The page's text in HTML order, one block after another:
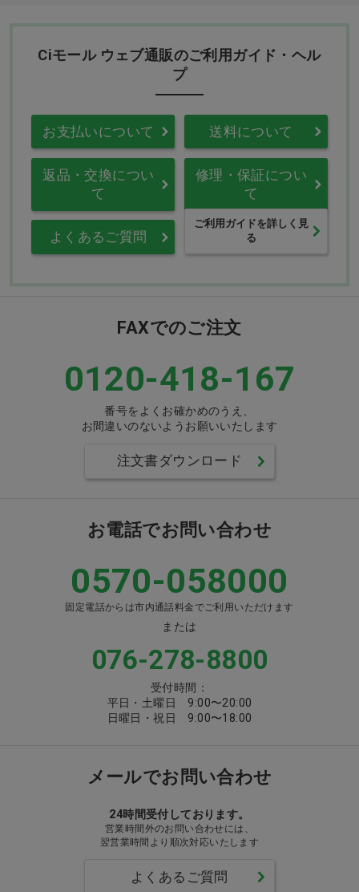
Ciモール ウェブ通販のご利用ガイド・ヘル
プ
お支払いについて 送料について
返品・交換につい
て
修理・保証につい
て
よくあるご質問
ご利用ガイドを詳しく見
る
FAXでのご注文
0120-418-167
番号をよくお確かめのうえ、
お間違いのないようお願いいたします
注文書ダウンロード
お電話でお問い合わせ
0570-058000
固定電話からは市内通話料金でご利用いただけます
または
076-278-8800
受付時間：
平日・土曜日 9:00〜20:00
日曜日・祝日 9:00〜18:00
メールでお問い合わせ
24時間受付しております。
営業時間外のお問い合わせには、
翌営業時間より順次対応いたします
よくあるご質問